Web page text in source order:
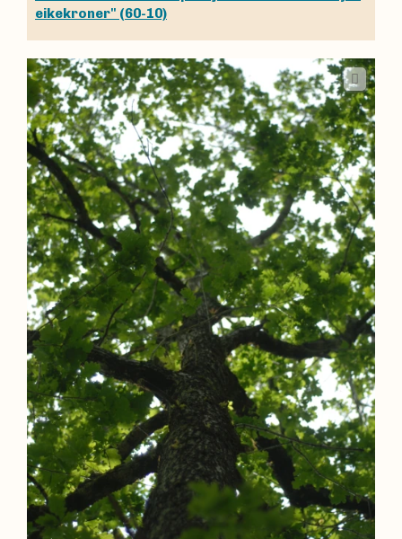
eikekroner" (60-10)